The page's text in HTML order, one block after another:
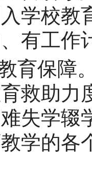
学校教
有工作
育保
救助力
失学辍
学的各